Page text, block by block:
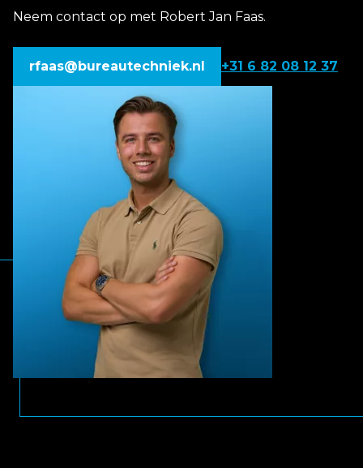
Neem contact op met Robert Jan Faas.
rfaas@bureautechniek.nl +31 6 82 08 12 37